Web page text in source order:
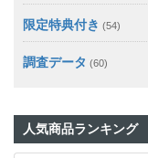
限定特典付き (54)
調査データ (60)
人気商品ランキング